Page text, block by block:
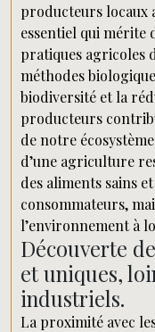
producteurs locaux
essentiel qui mérite
pratiques agricoles
méthodes
biodiversité et la
producteurs
de notre
d’une agriculture
des aliments sains
consommateurs,
l’environnement à
Découverte
et uniques,
industriels.
La proximité avec